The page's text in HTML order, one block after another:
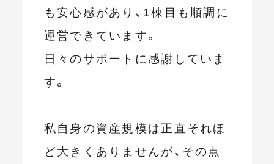
も安心感があり、1棟目も順調に
運営できています。
日々のサポートに感謝していま
す。
私自身の資産規模は正直それほ
ど大きくありませんが、その点